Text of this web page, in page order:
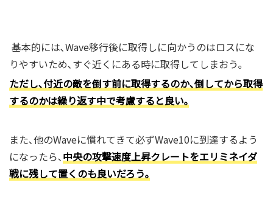
基本的には､Wave移行後に取得しに向かうのはロスにな
りやすいため､すぐ近くにある時に取得してしまおう｡
ただし､付近の敵を倒す前に取得するのか､倒してから取得
するのかは繰り返す中で考慮すると良い｡
また､他のWaveに慣れてきて必ずWave10に到達するよう
になったら､中央の攻撃速度上昇クレートをエリミネイダ
戦に残して置くのも良いだろう｡